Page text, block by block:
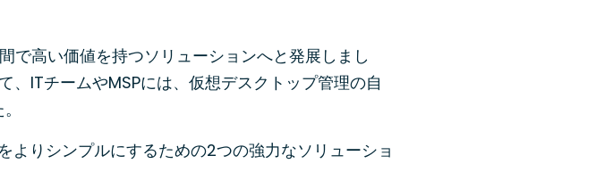
高い価値を持つソリューションへと発展しまし
ITチームやMSPには、仮想デスクトップ管理の自
りシンプルにするための2つの強力なソリューショ